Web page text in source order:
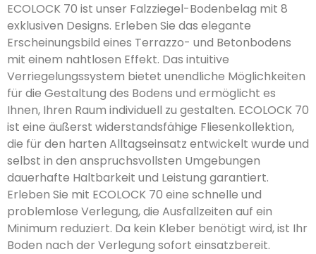
ECOLOCK 70 ist unser Falzziegel-Bodenbelag mit 8
exklusiven Designs. Erleben Sie das elegante
Erscheinungsbild eines Terrazzo- und Betonbodens
mit einem nahtlosen Effekt. Das intuitive
Verriegelungssystem bietet unendliche Möglichkeiten
für die Gestaltung des Bodens und ermöglicht es
Ihnen, Ihren Raum individuell zu gestalten. ECOLOCK 70
ist eine äußerst widerstandsfähige Fliesenkollektion,
die für den harten Alltagseinsatz entwickelt wurde und
selbst in den anspruchsvollsten Umgebungen
dauerhafte Haltbarkeit und Leistung garantiert.
Erleben Sie mit ECOLOCK 70 eine schnelle und
problemlose Verlegung, die Ausfallzeiten auf ein
Minimum reduziert. Da kein Kleber benötigt wird, ist Ihr
Boden nach der Verlegung sofort einsatzbereit.